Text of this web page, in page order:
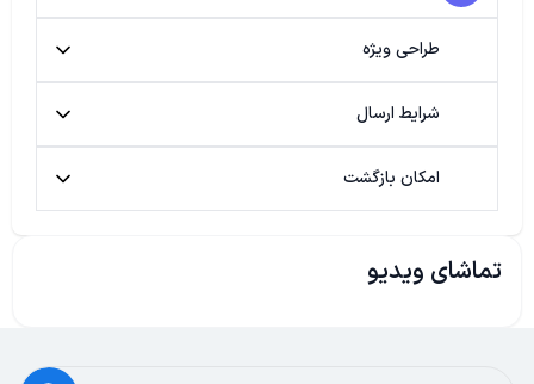
طراحی ویژه
شرایط ارسال
امکان بازگشت
تماشای ویدیو